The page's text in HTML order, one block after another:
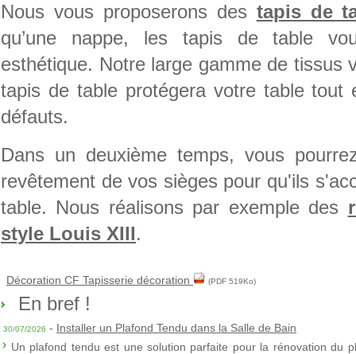
Nous vous proposerons des tapis de
qu’une nappe, les tapis de table
esthétique. Notre large gamme de tissus
tapis de table protégera votre table tout
défauts.
Dans un deuxième temps, vous
revêtement de vos sièges pour qu'ils
table. Nous réalisons par exemple des
style Louis XIII.
Décoration CF Tapisserie décoration (PDF 519Ko)
En bref !
30/07/2026 - Installer un Plafond Tendu dans la Salle de Bain
Un plafond tendu est une solution parfaite pour la rénovation du